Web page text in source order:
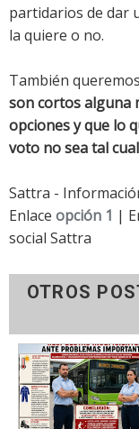
partidarios de dar
la quiere o no.
También
son cortos alguna
opciones y que lo
voto no sea tal
Sattra -
Enlace opción 1 |
social Sattra
OTROS